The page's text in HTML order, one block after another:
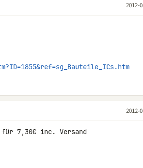
2012-
2012-
für 7,30€ inc. Versand